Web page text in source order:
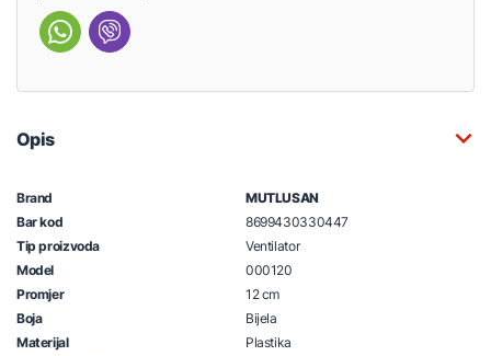
Opis
Brand
MUTLUSAN
Bar kod
8699430330447
Tip proizvoda
Ventilator
Model
000120
Promjer
12 cm
Boja
Bijela
Materijal
Plastika